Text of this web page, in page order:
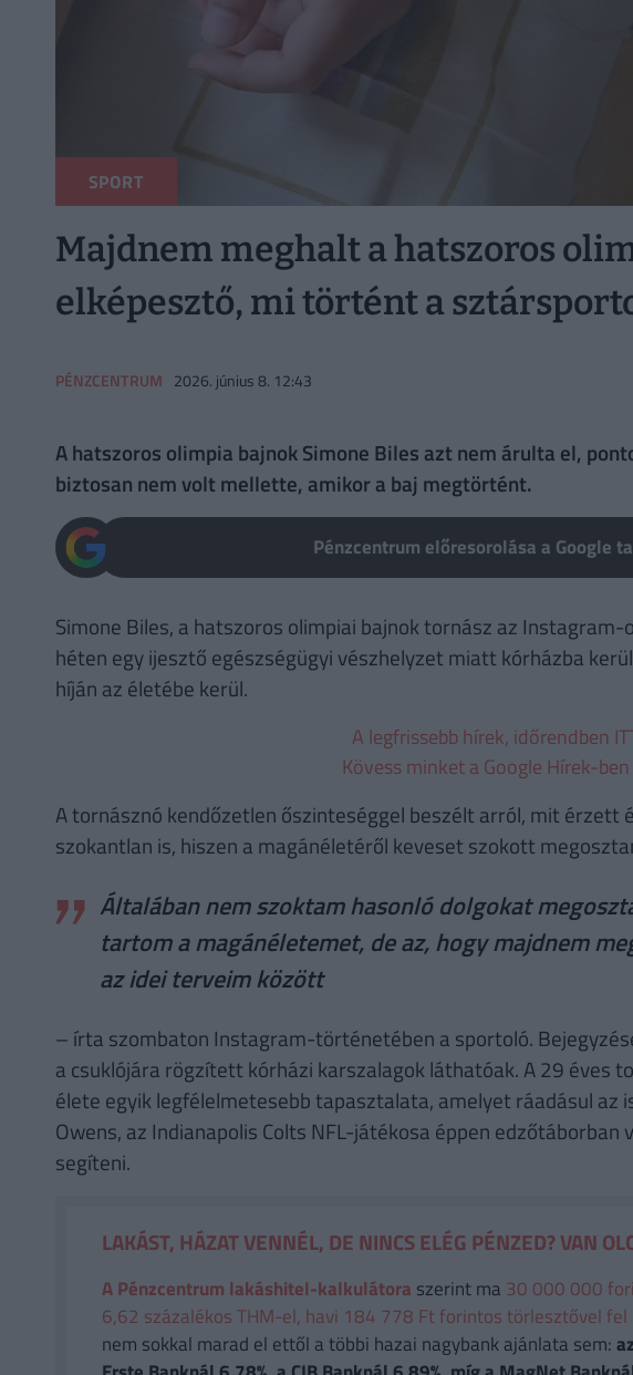
SPORT
Majdnem meghalt a hatszoros
elképesztő, mi történt a
PÉNZCENTRUM 2026. június 8. 12:43
A hatszoros olimpia bajnok Simone Biles azt nem árulta el,
biztosan nem volt mellette, amikor a baj megtörtént.
Pénzcentrum előresorolása a Google
Simone Biles, a hatszoros olimpiai bajnok tornász az
héten egy ijesztő egészségügyi vészhelyzet miatt kórházba
híján az életébe kerül.
A legfrissebb hírek, időrendben
Kövess minket a Google Hírek-ben
A tornásznó kendőzetlen őszinteséggel beszélt arról, mit érzett
szokantlan is, hiszen a magánéletéről keveset szokott
Általában nem szoktam hasonló dolgokat
tartom a magánéletemet, de az, hogy majdnem
az idei terveim között
– írta szombaton Instagram-történetében a sportoló.
a csuklójára rögzített kórházi karszalagok láthatóak. A 29 éves
élete egyik legfélelmetesebb tapasztalata, amelyet ráadásul az
Owens, az Indianapolis Colts NFL-játékosa éppen
segíteni.
LAKÁST, HÁZAT VENNÉL, DE NINCS ELÉG PÉNZED? VAN
A Pénzcentrum lakáshitel-kalkulátora szerint ma 30 000 000
6,62 százalékos THM-el, havi 184 778 Ft forintos törlesztővel fel
nem sokkal marad el ettől a többi hazai nagybank ajánlata sem: